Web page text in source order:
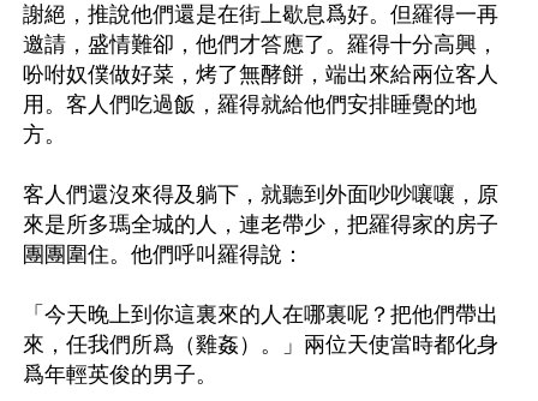
謝絕，推說他們還是在街上歇息爲好。但羅得一再
邀請，盛情難卻，他們才答應了。羅得十分高興，
吩咐奴僕做好菜，烤了無酵餅，端出來給兩位客人
用。客人們吃過飯，羅得就給他們安排睡覺的地
方。
客人們還沒來得及躺下，就聽到外面吵吵嚷嚷，原
來是所多瑪全城的人，連老帶少，把羅得家的房子
團團圍住。他們呼叫羅得說：
「今天晚上到你這裏來的人在哪裏呢？把他們帶出
來，任我們所爲（雞姦）。」兩位天使當時都化身
爲年輕英俊的男子。